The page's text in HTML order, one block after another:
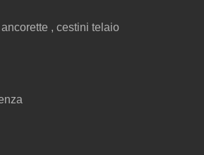
, cestini telaio